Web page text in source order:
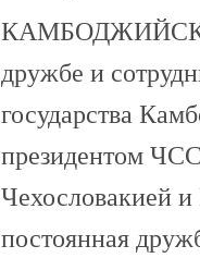
дружбе и
государства
президентом
Чехословакией
постоянная